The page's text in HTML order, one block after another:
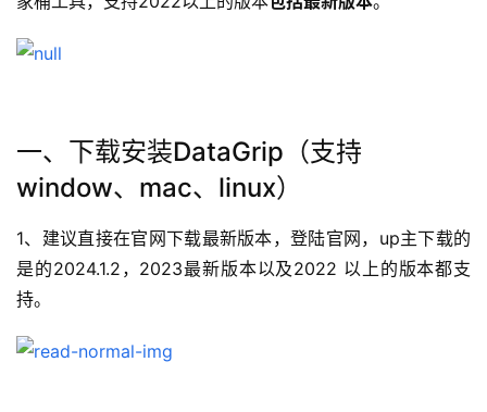
一、下载安装DataGrip（支持
window、mac、linux）
1、建议直接在官网下载最新版本，登陆官网，up主下载的
是的2024.1.2，2023最新版本以及2022 以上的版本都支
持。